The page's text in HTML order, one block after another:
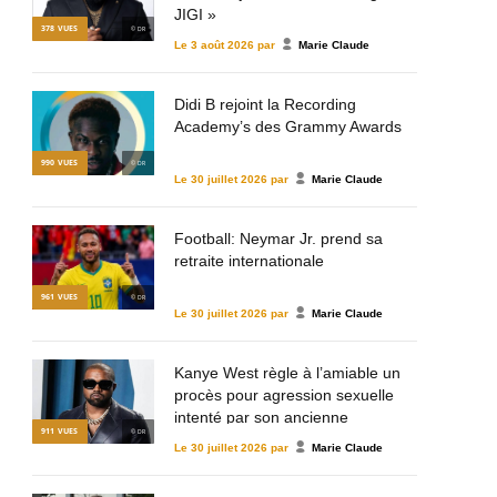
378 VUES © DR
JIGI »
Le 3 août 2026 par Marie Claude
990 VUES © DR
Didi B rejoint la Recording
Academy’s des Grammy Awards
Le 30 juillet 2026 par Marie Claude
961 VUES © DR
Football: Neymar Jr. prend sa
retraite internationale
Le 30 juillet 2026 par Marie Claude
911 VUES © DR
Kanye West règle à l’amiable un
procès pour agression sexuelle
intenté par son ancienne
Le 30 juillet 2026 par Marie Claude